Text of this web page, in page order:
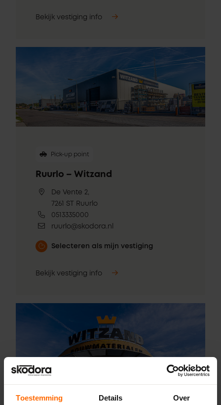
Toestemming Details Over
Bekijk vestiging info
Pick-up point
Ruurlo – Witzand
De Vente 2,
7261 ST Ruurlo
0513335000
ruurlo@skodora.nl
Selecteren als mijn vestiging
Bekijk vestiging info